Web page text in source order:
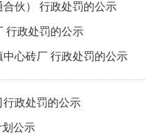
伙） 行政处罚的公示
行政处罚的公示
心砖厂 行政处罚的公示
行政处罚的公示
划公示